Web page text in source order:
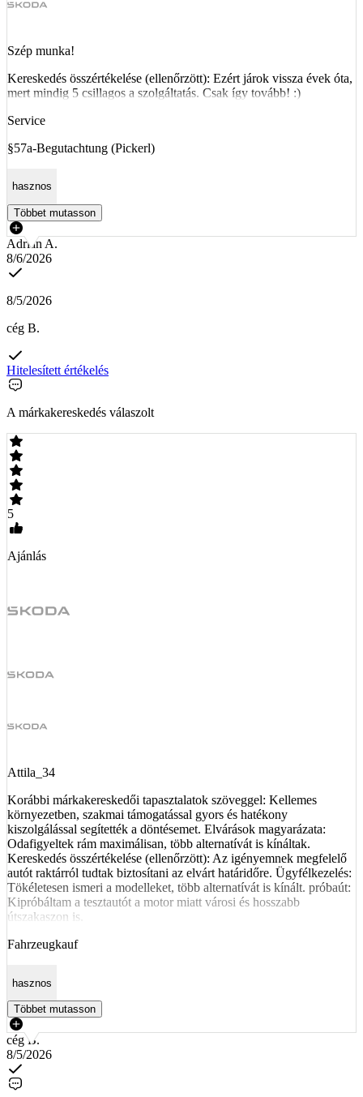
Szép munka!
Kereskedés összértékelése (ellenőrzött): Ezért járok vissza évek óta,
mert mindig 5 csillagos a szolgáltatás. Csak így tovább! :)
Service
§57a-Begutachtung (Pickerl)
hasznos
Többet mutasson
Adrián A.
8/6/2026
8/5/2026
cég B.
Hitelesített értékelés
A márkakereskedés válaszolt
5
Ajánlás
Attila_34
Korábbi márkakereskedői tapasztalatok szöveggel: Kellemes
környezetben, szakmai támogatással gyors és hatékony
kiszolgálással segítették a döntésemet. Elvárások magyarázata:
Odafigyeltek rám maximálisan, több alternatívát is kínáltak.
Kereskedés összértékelése (ellenőrzött): Az igényemnek megfelelő
autót raktárról tudtak biztosítani az elvárt határidőre. Ügyfélkezelés:
Tökéletesen ismeri a modelleket, több alternatívát is kínált. próbaút:
Kipróbáltam a tesztautót a motor miatt városi és hosszabb
útszakaszon is.
Fahrzeugkauf
hasznos
Többet mutasson
cég B.
8/5/2026